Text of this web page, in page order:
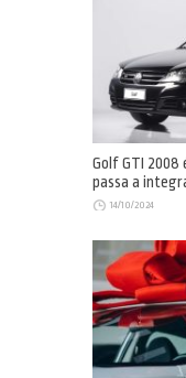
Golf GTI 2008
passa a
14/10/2024